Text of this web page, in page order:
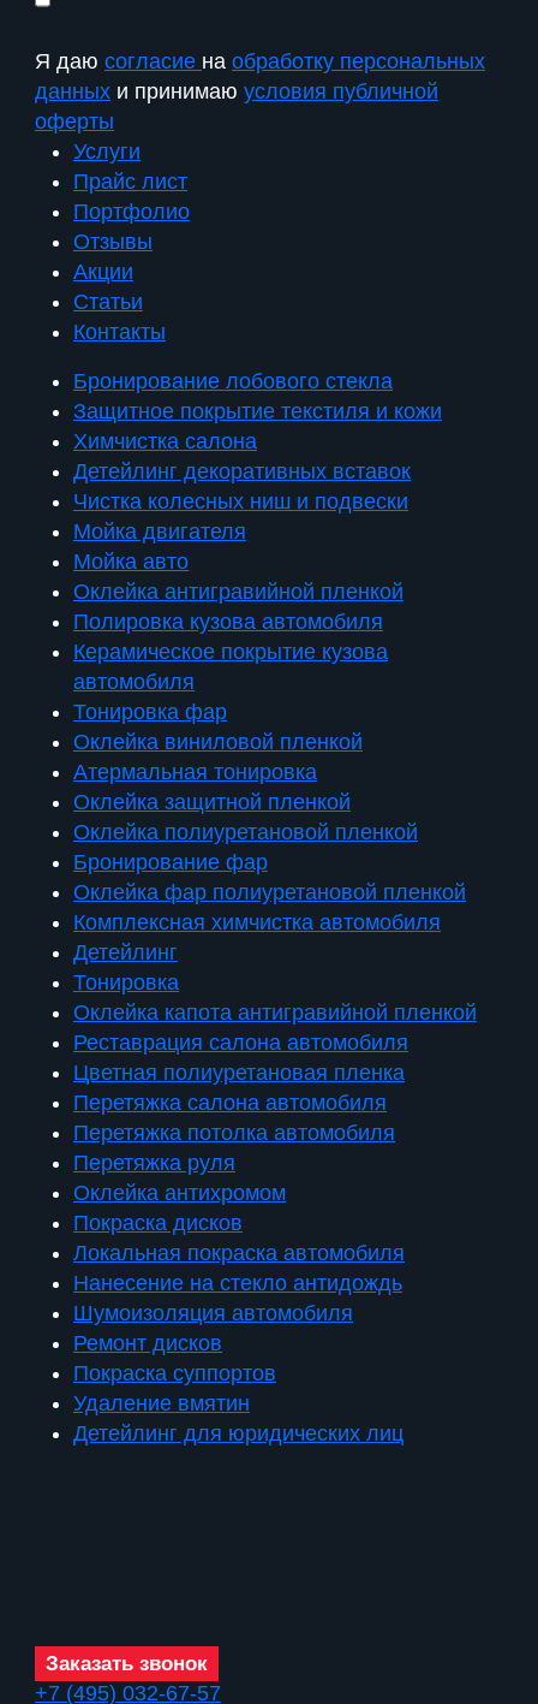
Я даю согласие на обработку персональных
данных и принимаю условия публичной
оферты
Услуги
Прайс лист
Портфолио
Отзывы
Акции
Статьи
Контакты
Бронирование лобового стекла
Защитное покрытие текстиля и кожи
Химчистка салона
Детейлинг декоративных вставок
Чистка колесных ниш и подвески
Мойка двигателя
Мойка авто
Оклейка антигравийной пленкой
Полировка кузова автомобиля
Керамическое покрытие кузова
автомобиля
Тонировка фар
Оклейка виниловой пленкой
Атермальная тонировка
Оклейка защитной пленкой
Оклейка полиуретановой пленкой
Бронирование фар
Оклейка фар полиуретановой пленкой
Комплексная химчистка автомобиля
Детейлинг
Тонировка
Оклейка капота антигравийной пленкой
Реставрация салона автомобиля
Цветная полиуретановая пленка
Перетяжка салона автомобиля
Перетяжка потолка автомобиля
Перетяжка руля
Оклейка антихромом
Покраска дисков
Локальная покраска автомобиля
Нанесение на стекло антидождь
Шумоизоляция автомобиля
Ремонт дисков
Покраска суппортов
Удаление вмятин
Детейлинг для юридических лиц
Заказать звонок
+7 (495) 032-67-57